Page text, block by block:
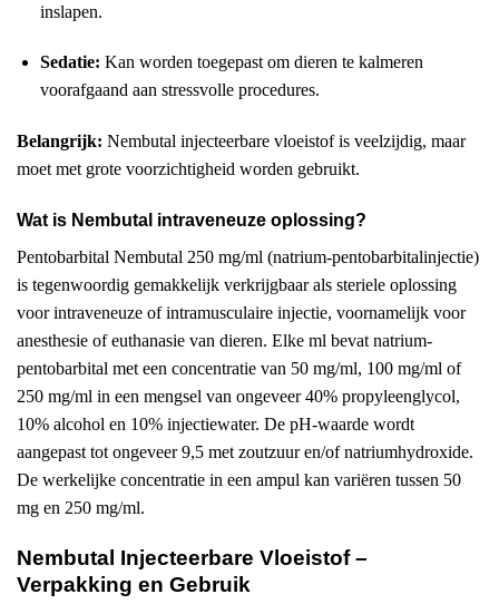
inslapen.
Sedatie: Kan worden toegepast om dieren te kalmeren
voorafgaand aan stressvolle procedures.
Belangrijk: Nembutal injecteerbare vloeistof is veelzijdig, maar
moet met grote voorzichtigheid worden gebruikt.
Wat is Nembutal intraveneuze oplossing?
Pentobarbital Nembutal 250 mg/ml (natrium-pentobarbitalinjectie)
is tegenwoordig gemakkelijk verkrijgbaar als steriele oplossing
voor intraveneuze of intramusculaire injectie, voornamelijk voor
anesthesie of euthanasie van dieren. Elke ml bevat natrium-
pentobarbital met een concentratie van 50 mg/ml, 100 mg/ml of
250 mg/ml in een mengsel van ongeveer 40% propyleenglycol,
10% alcohol en 10% injectiewater. De pH-waarde wordt
aangepast tot ongeveer 9,5 met zoutzuur en/of natriumhydroxide.
De werkelijke concentratie in een ampul kan variëren tussen 50
mg en 250 mg/ml.
Nembutal Injecteerbare Vloeistof –
Verpakking en Gebruik